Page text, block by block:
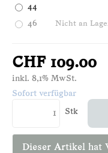
44
46 Nicht an
CHF 109.00
inkl. 8,1% MwSt.
Sofort verfügbar
Stk
Dieser Artikel hat